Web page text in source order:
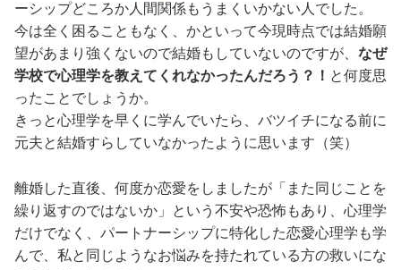
ーシップどころか人間関係もうまくいかない人でした。
今は全く困ることもなく、かといって今現時点では結婚願
望があまり強くないので結婚もしていないのですが、 なぜ
学校で心理学を教えてくれなかったんだろう？！ と何度思
ったことでしょうか。
きっと心理学を早くに学んでいたら、バツイチになる前に
元夫と結婚すらしていなかったように思います（笑）
離婚した直後、何度か恋愛をしましたが「また同じことを
繰り返すのではないか」という不安や恐怖もあり、心理学
だけでなく、パートナーシップに特化した恋愛心理学も学
んで、私と同じようなお悩みを持たれている方の救いにな